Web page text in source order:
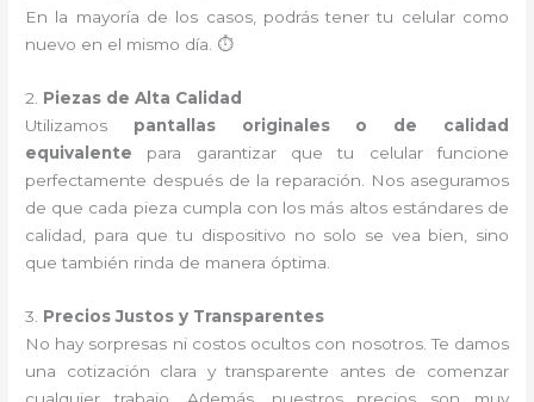
En la mayoría de los casos, podrás tener tu celular como
nuevo en el mismo día. ⏱️
2. Piezas de Alta Calidad
Utilizamos pantallas originales o de calidad
equivalente para garantizar que tu celular funcione
perfectamente después de la reparación. Nos aseguramos
de que cada pieza cumpla con los más altos estándares de
calidad, para que tu dispositivo no solo se vea bien, sino
que también rinda de manera óptima.
3. Precios Justos y Transparentes
No hay sorpresas ni costos ocultos con nosotros. Te damos
una cotización clara y transparente antes de comenzar
cualquier trabajo. Además, nuestros precios son muy